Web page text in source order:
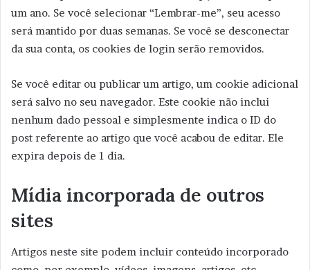
um ano. Se você selecionar “Lembrar-me”, seu acesso
será mantido por duas semanas. Se você se desconectar
da sua conta, os cookies de login serão removidos.
Se você editar ou publicar um artigo, um cookie adicional
será salvo no seu navegador. Este cookie não inclui
nenhum dado pessoal e simplesmente indica o ID do
post referente ao artigo que você acabou de editar. Ele
expira depois de 1 dia.
Mídia incorporada de outros
sites
Artigos neste site podem incluir conteúdo incorporado